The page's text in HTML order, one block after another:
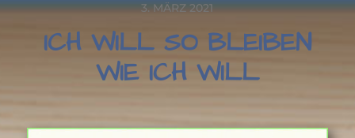
3. MÄRZ 2021
ICH WILL SO BLEIBEN
WIE ICH WILL